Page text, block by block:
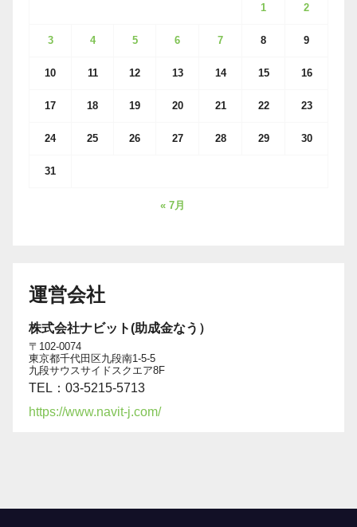
1 2
3 4 5 6 7 8 9
10 11 12 13 14 15 16
17 18 19 20 21 22 23
24 25 26 27 28 29 30
31
« 7月
運営会社
株式会社ナビット(助成金なう）
〒102-0074
東京都千代田区九段南1-5-5
九段サウスサイドスクエア8F
TEL：03-5215-5713
https://www.navit-j.com/